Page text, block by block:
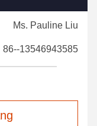
Ms. Pauline Liu
86--13546943585